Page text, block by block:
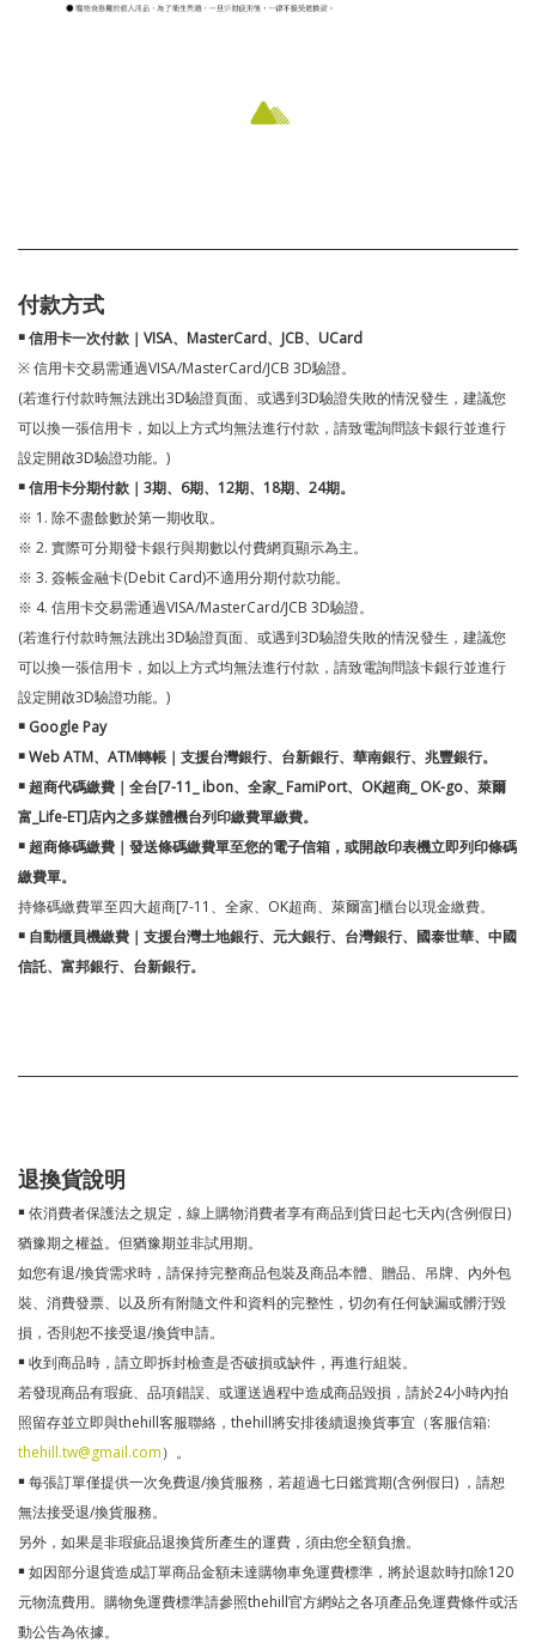
付款方式
￭ 信用卡一次付款｜VISA、MasterCard、JCB、UCard
※ 信用卡交易需通過VISA/MasterCard/JCB 3D驗證。
(若進行付款時無法跳出3D驗證頁面、或遇到3D驗證失敗的情況發生，建議您
可以換一張信用卡，如以上方式均無法進行付款，請致電詢問該卡銀行並進行
設定開啟3D驗證功能。)
￭ 信用卡分期付款｜3期、6期、12期、18期、24期。
※ 1. 除不盡餘數於第一期收取。
※ 2. 實際可分期發卡銀行與期數以付費網頁顯示為主。
※ 3. 簽帳金融卡(Debit Card)不適用分期付款功能。
※ 4. 信用卡交易需通過VISA/MasterCard/JCB 3D驗證。
(若進行付款時無法跳出3D驗證頁面、或遇到3D驗證失敗的情況發生，建議您
可以換一張信用卡，如以上方式均無法進行付款，請致電詢問該卡銀行並進行
設定開啟3D驗證功能。)
￭ Google Pay
￭ Web ATM、ATM轉帳｜支援台灣銀行、台新銀行、華南銀行、兆豐銀行。
￭ 超商代碼繳費­｜全台[7-11_ ibon、全家_ FamiPort、OK超商_ OK-go、萊爾
富_Life-ET]店內之多媒體機台列印繳費單繳費。
￭ 超商條碼繳費｜發送條碼繳費單至您的電子信箱，或開啟印表機立即列印條碼
繳費單。
持條碼繳費單至四大超商[7-11、全家、OK超商、萊爾富]櫃台以現金繳費。
￭ 自動櫃員機繳費｜支援台灣土地銀行、元大銀行、台灣銀行、國泰世華、中國
信託、富邦銀行、台新銀行。
退換貨說明
￭ 依消費者保護法之規定，線上購物消費者享有商品到貨日起七天內(含例假日)
猶豫期之權益。但猶豫期並非試用期。
如您有退/換貨需求時，請保持完整商品包裝及商品本體、贈品、吊牌、內外包
裝、消費發票、以及所有附隨文件和資料的完整性，切勿有任何缺漏或髒汙毀
損，否則恕不接受退/換貨申請。
￭ 收到商品時，請立即拆封檢查是否破損或缺件，再進行組裝。
若發現商品有瑕疵、品項錯誤、或運送過程中造成商品毀損，請於24小時內拍
照留存並立即與thehill客服聯絡，thehill將安排後續退換貨事宜（客服信箱:
thehill.tw@gmail.com）。
￭ 每張訂單僅提供一次免費退/換貨服務，若超過七日鑑賞期(含例假日) ，請恕
無法接受退/換貨服務。
另外，如果是非瑕疵品退換貨所產生的運費，須由您全額負擔。
￭ 如因部分退貨造成訂單商品金額未達購物車免運費標準，將於退款時扣除120
元物流費用。購物免運費標準請參照thehill官方網站之各項產品免運費條件或活
動公告為依據。